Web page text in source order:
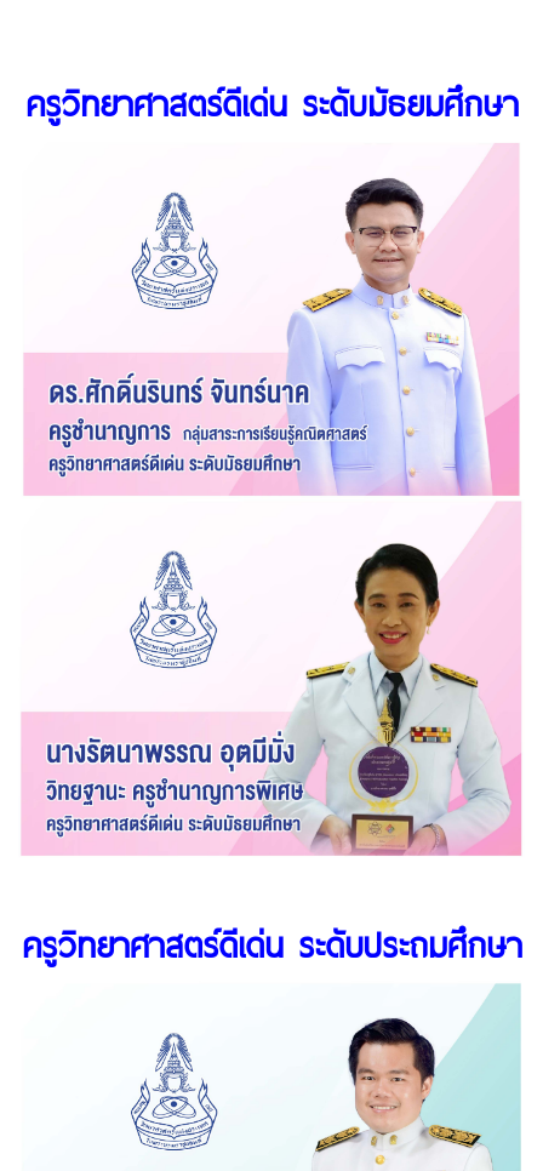
ครูวิทยาศาสตร์ดีเด่น ระดับมัธยมศึกษา
ครูวิทยาศาสตร์ดีเด่น ระดับประถมศึกษา